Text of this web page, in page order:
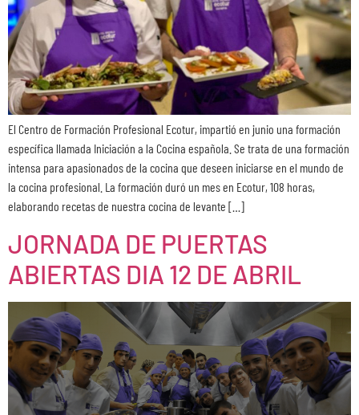
El Centro de Formación Profesional Ecotur, impartió en junio una formación
específica llamada Iniciación a la Cocina española. Se trata de una formación
intensa para apasionados de la cocina que deseen iniciarse en el mundo de
la cocina profesional. La formación duró un mes en Ecotur, 108 horas,
elaborando recetas de nuestra cocina de levante […]
JORNADA DE PUERTAS
ABIERTAS DIA 12 DE ABRIL